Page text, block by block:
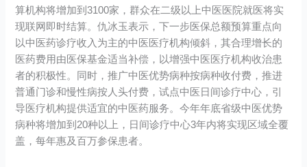
算机构将增加到3100家，群众在二级以上中医医院就医将实
现联网即时结算。仇冰玉表示，下一步医保总额预算重点向
以中医药诊疗收入为主的中医医疗机构倾斜，其合理增长的
医药费用由医保基金适当补偿，以增强中医医疗机构收治患
者的积极性。同时，推广中医优势病种按病种收付费，推进
普通门诊和慢性病按人头付费，试点中医日间诊疗中心，引
导医疗机构提供适宜的中医药服务。今年年底省级中医优势
病种将增加到20种以上，日间诊疗中心3年内将实现区域全覆
盖，每年惠及百万参保患者。